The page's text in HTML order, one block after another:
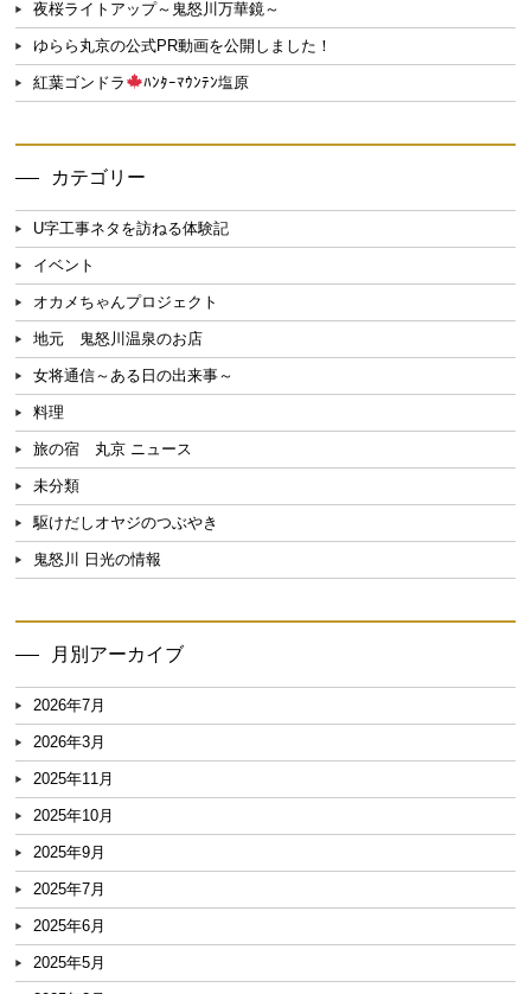
夜桜ライトアップ～鬼怒川万華鏡～
ゆらら丸京の公式PR動画を公開しました！
紅葉ゴンドラ ﾊﾝﾀｰﾏｳﾝﾃﾝ塩原
カテゴリー
U字工事ネタを訪ねる体験記
イベント
オカメちゃんプロジェクト
地元 鬼怒川温泉のお店
女将通信～ある日の出来事～
料理
旅の宿 丸京 ニュース
未分類
駆けだしオヤジのつぶやき
鬼怒川 日光の情報
月別アーカイブ
2026年7月
2026年3月
2025年11月
2025年10月
2025年9月
2025年7月
2025年6月
2025年5月